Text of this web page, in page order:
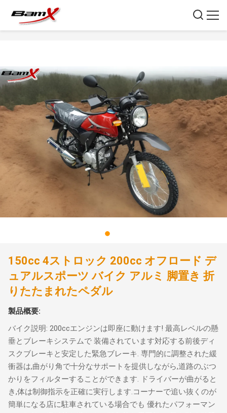
150cc 4ストロック 200cc オフロード デ
ュアルスポーツ バイク アルミ 脚置き 折
りたたまれたペダル
製品概要:
バイク説明: 200ccエンジンは即座に動けます! 最高レベルの懸
垂とブレーキシステムで 装備されています対応する前後ディ
スクブレーキと安定した緊急ブレーキ. 専門的に調整された緩
衝器は,曲がり角で十分なサポートを提供しながら,道路のぶつ
かりをフィルターすることができます. ドライバーが曲がると
き,体は制御指示を正確に実行します.コーナーで追い抜くのが
簡単になる店に駐車されている場合でも 優れたパフォーマン